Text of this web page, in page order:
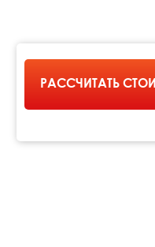
РАССЧИТАТЬ